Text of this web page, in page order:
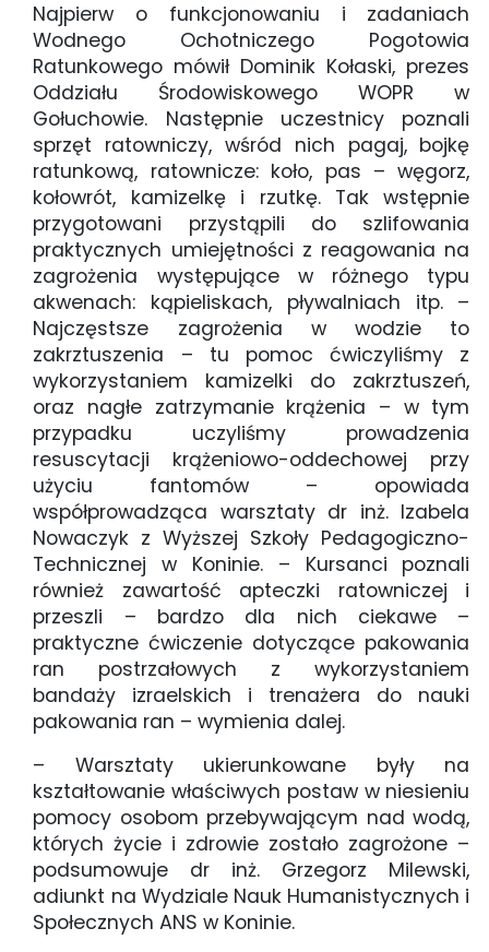
Najpierw o funkcjonowaniu i zadaniach
Wodnego Ochotniczego Pogotowia
Ratunkowego mówił Dominik Kołaski, prezes
Oddziału Środowiskowego WOPR w
Gołuchowie. Następnie uczestnicy poznali
sprzęt ratowniczy, wśród nich pagaj, bojkę
ratunkową, ratownicze: koło, pas – węgorz,
kołowrót, kamizelkę i rzutkę. Tak wstępnie
przygotowani przystąpili do szlifowania
praktycznych umiejętności z reagowania na
zagrożenia występujące w różnego typu
akwenach: kąpieliskach, pływalniach itp. –
Najczęstsze zagrożenia w wodzie to
zakrztuszenia – tu pomoc ćwiczyliśmy z
wykorzystaniem kamizelki do zakrztuszeń,
oraz nagłe zatrzymanie krążenia – w tym
przypadku uczyliśmy prowadzenia
resuscytacji krążeniowo-oddechowej przy
użyciu fantomów – opowiada
współprowadząca warsztaty dr inż. Izabela
Nowaczyk z Wyższej Szkoły Pedagogiczno-
Technicznej w Koninie. – Kursanci poznali
również zawartość apteczki ratowniczej i
przeszli – bardzo dla nich ciekawe –
praktyczne ćwiczenie dotyczące pakowania
ran postrzałowych z wykorzystaniem
bandaży izraelskich i trenażera do nauki
pakowania ran – wymienia dalej.
– Warsztaty ukierunkowane były na
kształtowanie właściwych postaw w niesieniu
pomocy osobom przebywającym nad wodą,
których życie i zdrowie zostało zagrożone –
podsumowuje dr inż. Grzegorz Milewski,
adiunkt na Wydziale Nauk Humanistycznych i
Społecznych ANS w Koninie.